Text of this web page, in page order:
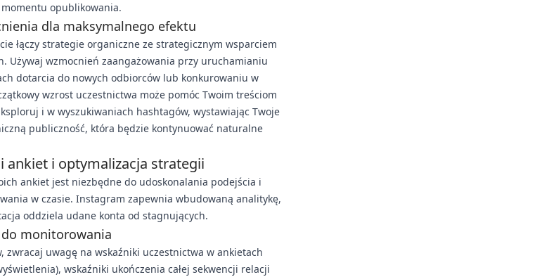
opublikowania.
dla maksymalnego efektu
łączy strategie organiczne ze strategicznym wsparciem
Używaj wzmocnień zaangażowania przy uruchamianiu
dotarcia do nowych odbiorców lub konkurowaniu w
wzrost uczestnictwa może pomóc Twoim treściom
i w wyszukiwaniach hashtagów, wystawiając Twoje
publiczność, która będzie kontynuować naturalne
ankiet i optymalizacja strategii
ankiet jest niezbędne do udoskonalania podejścia i
w czasie. Instagram zapewnia wbudowaną analitykę,
oddziela udane konta od stagnujących.
monitorowania
zwracaj uwagę na wskaźniki uczestnictwa w ankietach
wskaźniki ukończenia całej sekwencji relacji